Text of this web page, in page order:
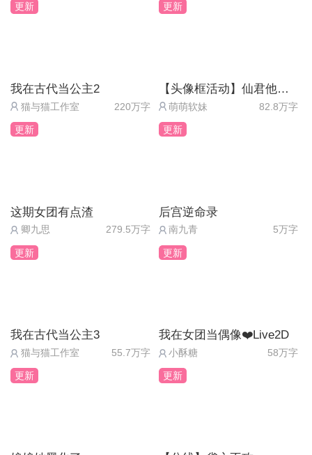
更新
我在古代当公主2
猫与猫工作室 220万字
更新
【头像框活动】仙君他道心不稳
萌萌软妹 82.8万字
更新
这期女团有点渣
卿九思 279.5万字
更新
后宫逆命录
南九青 5万字
更新
我在古代当公主3
猫与猫工作室 55.7万字
更新
我在女团当偶像❤️Live2D
小酥糖 58万字
更新 更新